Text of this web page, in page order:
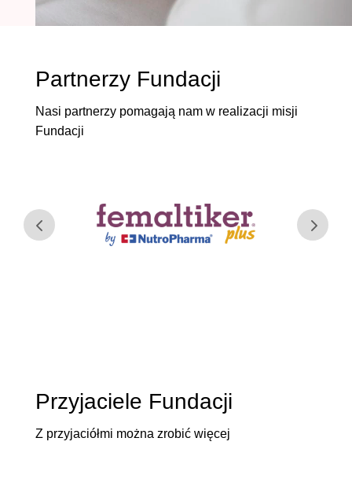
Partnerzy Fundacji
Nasi partnerzy pomagają nam w realizacji misji
Fundacji
Przyjaciele Fundacji
Z przyjaciółmi można zrobić więcej